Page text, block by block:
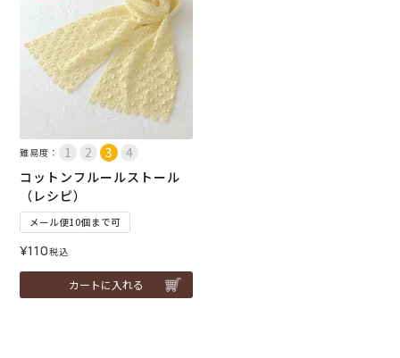
難易度：
コットンフルールストール
（レシピ）
メール便10個まで可
¥110税込
カートに入れる